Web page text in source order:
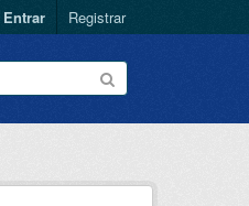
Entrar Registrar